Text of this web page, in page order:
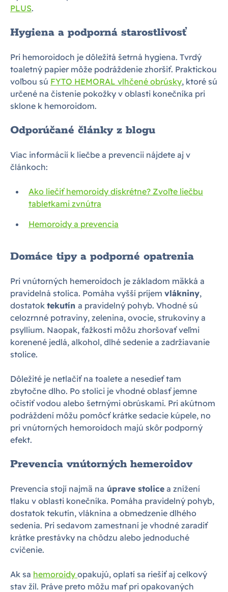
PLUS.
Hygiena a podporná starostlivosť
Pri hemoroidoch je dôležitá šetrná hygiena. Tvrdý
toaletný papier môže podráždenie zhoršiť. Praktickou
voľbou sú FYTO HEMORAL vlhčené obrúsky, ktoré sú
určené na čistenie pokožky v oblasti konečníka pri
sklone k hemoroidom.
Odporúčané články z blogu
Viac informácií k liečbe a prevencii nájdete aj v
článkoch:
Ako liečiť hemoroidy diskrétne? Zvoľte liečbu
tabletkami zvnútra
Hemoroidy a prevencia
Domáce tipy a podporné opatrenia
Pri vnútorných hemeroidoch je základom mäkká a
pravidelná stolica. Pomáha vyšší príjem vlákniny,
dostatok tekutín a pravidelný pohyb. Vhodné sú
celozrnné potraviny, zelenina, ovocie, strukoviny a
psyllium. Naopak, ťažkosti môžu zhoršovať veľmi
korenené jedlá, alkohol, dlhé sedenie a zadržiavanie
stolice.
Dôležité je netlačiť na toalete a nesedieť tam
zbytočne dlho. Po stolici je vhodné oblasť jemne
očistiť vodou alebo šetrnými obrúskami. Pri akútnom
podráždení môžu pomôcť krátke sedacie kúpele, no
pri vnútorných hemoroidoch majú skôr podporný
efekt.
Prevencia vnútorných hemeroidov
Prevencia stojí najmä na úprave stolice a znížení
tlaku v oblasti konečníka. Pomáha pravidelný pohyb,
dostatok tekutín, vláknina a obmedzenie dlhého
sedenia. Pri sedavom zamestnaní je vhodné zaradiť
krátke prestávky na chôdzu alebo jednoduché
cvičenie.
Ak sa hemoroidy opakujú, oplatí sa riešiť aj celkový
stav žíl. Práve preto môžu mať pri opakovaných